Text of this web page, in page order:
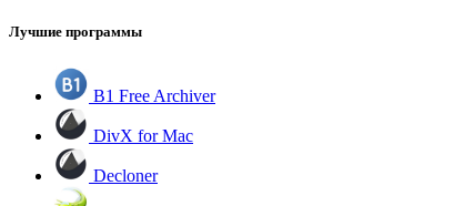
Лучшие программы
B1 Free Archiver
DivX for Mac
Decloner